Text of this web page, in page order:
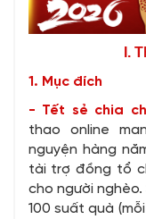
I.
1. Mục đích
- Tết sẻ chia
thao online
nguyện hàng
tài trợ đồng tổ
cho người
100 suất quà